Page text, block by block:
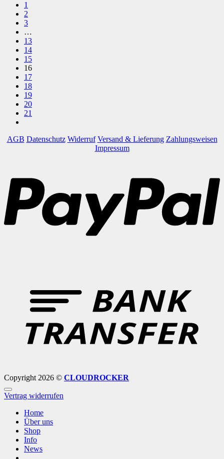
1
2
3
…
13
14
15
16
17
18
19
20
21
AGB Datenschutz Widerruf Versand & Lieferung Zahlungsweisen
Impressum
Copyright 2026 © CLOUDROCKER
Vertrag widerrufen
Home
Über uns
Shop
Info
News